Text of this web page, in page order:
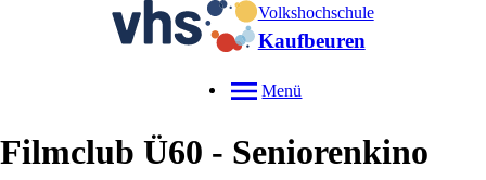
Volkshochschule
Kaufbeuren
Menü
Filmclub Ü60 - Seniorenkino